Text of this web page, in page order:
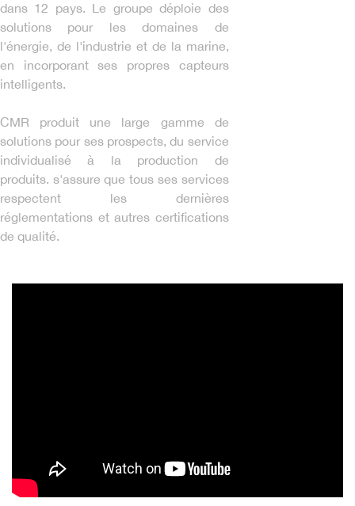
dans 12 pays. Le groupe déploie des
solutions pour les domaines de
l'énergie, de l'industrie et de la marine,
en incorporant ses propres capteurs
intelligents.
CMR produit une large gamme de
solutions pour ses prospects, du service
individualisé à la production de
produits. s'assure que tous ses services
respectent les dernières
réglementations et autres certifications
de qualité.